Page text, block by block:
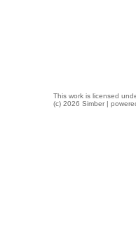
This work is licensed
(c) 2026 Simber |